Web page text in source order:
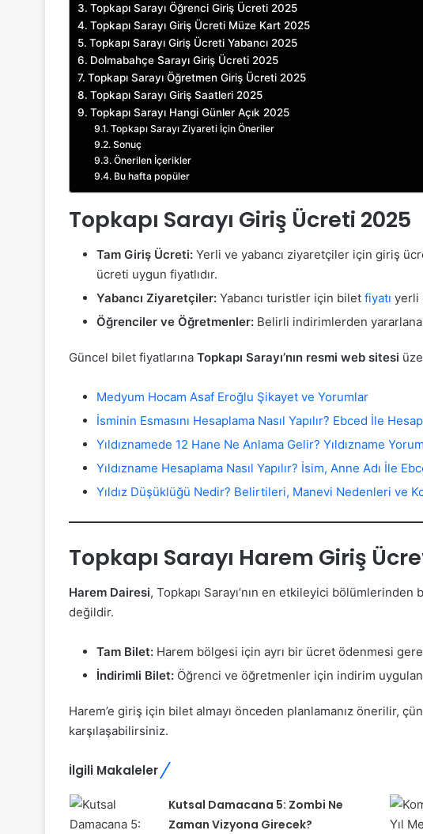
Topkapı Sarayı Öğrenci Giriş Ücreti 2025
Topkapı Sarayı Giriş Ücreti Müze Kart 2025
Topkapı Sarayı Giriş Ücreti Yabancı 2025
Dolmabahçe Sarayı Giriş Ücreti 2025
Topkapı Sarayı Öğretmen Giriş Ücreti 2025
Topkapı Sarayı Giriş Saatleri 2025
Topkapı Sarayı Hangi Günler Açık 2025
Topkapı Sarayı Ziyareti İçin Öneriler
Sonuç
Önerilen İçerikler
Bu hafta popüler
Topkapı Sarayı Giriş Ücreti 2025
Tam Giriş Ücreti: Yerli ve yabancı ziyaretçiler için giriş
ücreti uygun fiyatlıdır.
Yabancı Ziyaretçiler: Yabancı turistler için bilet fiyatı yerli
Öğrenciler ve Öğretmenler: Belirli indirimlerden
Güncel bilet fiyatlarına Topkapı Sarayı’nın resmi web sitesi
Medyum Hocam Asaf Eroğlu Şikayet ve Yorumlar
İsminin Esmasını Hesaplama Nasıl Yapılır? Ebced İle
Yıldıznamede 12 Hane Ne Anlama Gelir? Yıldızname
Yıldızname Hesaplama Nasıl Yapılır? İsim, Anne Adı İle
Yıldız Düşüklüğü Nedir? Belirtileri, Manevi Nedenleri ve
Topkapı Sarayı Harem Giriş
Harem Dairesi, Topkapı Sarayı’nın en etkileyici
değildir.
Tam Bilet: Harem bölgesi için ayrı bir ücret ödenmesi
İndirimli Bilet: Öğrenci ve öğretmenler için indirim
Harem’e giriş için bilet almayı önceden planlamanız önerilir,
karşılaşabilirsiniz.
İlgili Makaleler
Kutsal Damacana 5: Zombi Ne
Zaman Vizyona Girecek?